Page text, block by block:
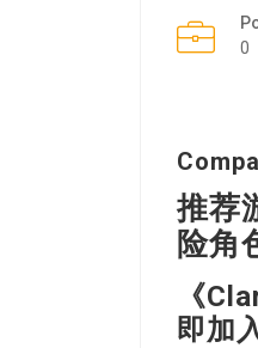
0
推荐
险角
《
即加